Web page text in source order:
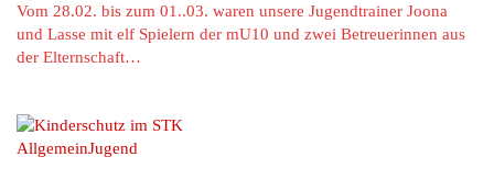
Vom 28.02. bis zum 01..03. waren unsere Jugendtrainer Joona
und Lasse mit elf Spielern der mU10 und zwei Betreuerinnen aus
der Elternschaft…
AllgemeinJugend